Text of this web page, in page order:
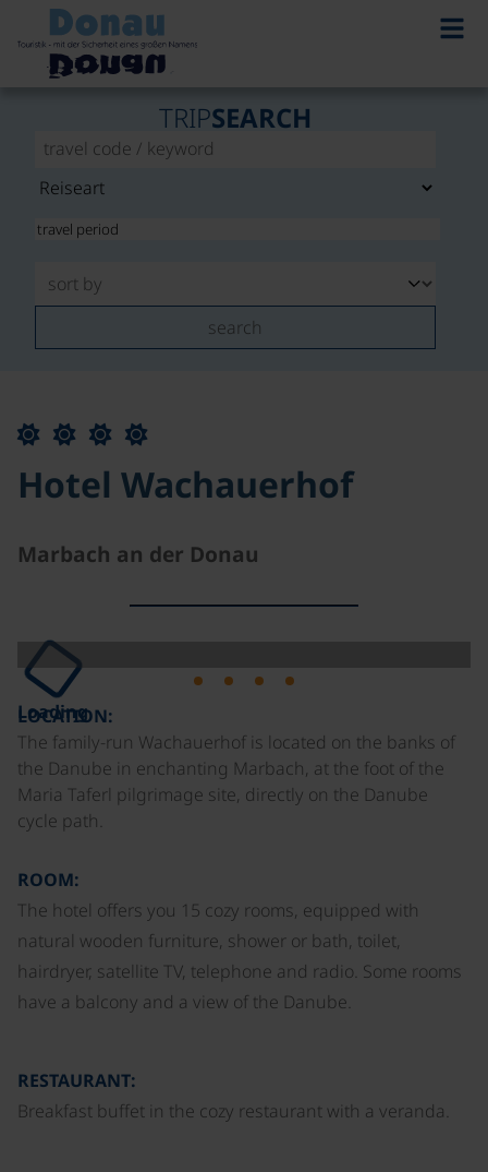
TRIPSEARCH
search
Hotel Wachauerhof
Marbach an der Donau
Loading
LOCATION:
The family-run Wachauerhof is located on the banks of
the Danube in enchanting Marbach, at the foot of the
Maria Taferl pilgrimage site, directly on the Danube
cycle path.
ROOM:
The hotel offers you 15 cozy rooms, equipped with
natural wooden furniture, shower or bath, toilet,
hairdryer, satellite TV, telephone and radio. Some rooms
have a balcony and a view of the Danube.
RESTAURANT:
Breakfast buffet in the cozy restaurant with a veranda.